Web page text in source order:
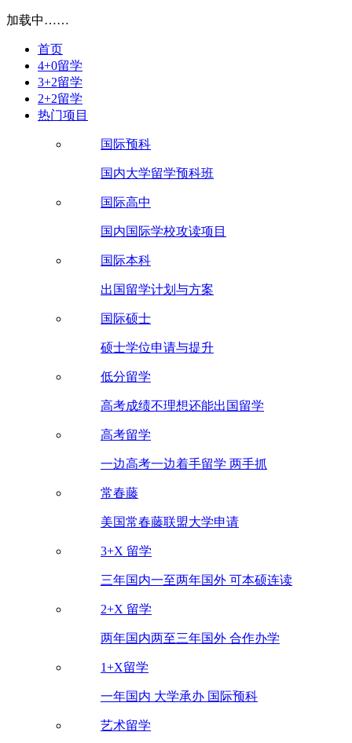
加载中……
首页
4+0留学
3+2留学
2+2留学
热门项目
国际预科
国内大学留学预科班
国际高中
国内国际学校攻读项目
国际本科
出国留学计划与方案
国际硕士
硕士学位申请与提升
低分留学
高考成绩不理想还能出国留学
高考留学
一边高考一边着手留学 两手抓
常春藤
美国常春藤联盟大学申请
3+X 留学
三年国内一至两年国外 可本硕连读
2+X 留学
两年国内两至三年国外 合作办学
1+X留学
一年国内 大学承办 国际预科
艺术留学